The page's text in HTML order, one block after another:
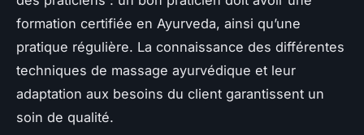
formation certifiée en Ayurveda, ainsi qu’une
pratique régulière. La connaissance des différentes
techniques de massage ayurvédique et leur
adaptation aux besoins du client garantissent un
soin de qualité.